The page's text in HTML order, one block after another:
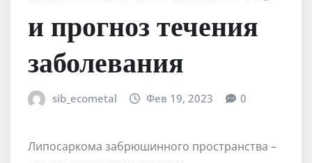
и прогноз течения
заболевания
sib_ecometal Фев 19, 2023 0
Липосаркома забрюшинного пространства –